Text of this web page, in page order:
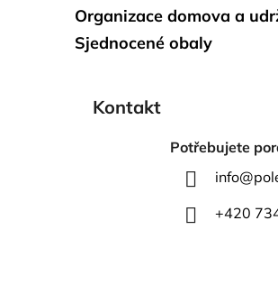
Organizace domova a
Sjednocené obaly
Kontakt
Potřebujete
info@
+420